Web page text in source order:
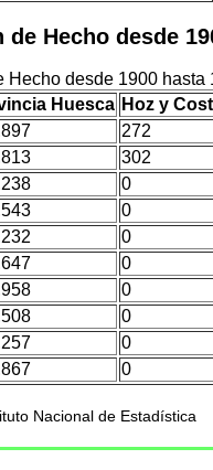
de Hecho desde
Hecho desde 1900 hasta
Huesca Hoz y
272
302
0
0
0
0
0
0
0
0
Nacional de Estadística